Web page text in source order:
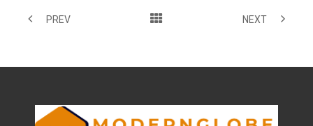
PREV NEXT